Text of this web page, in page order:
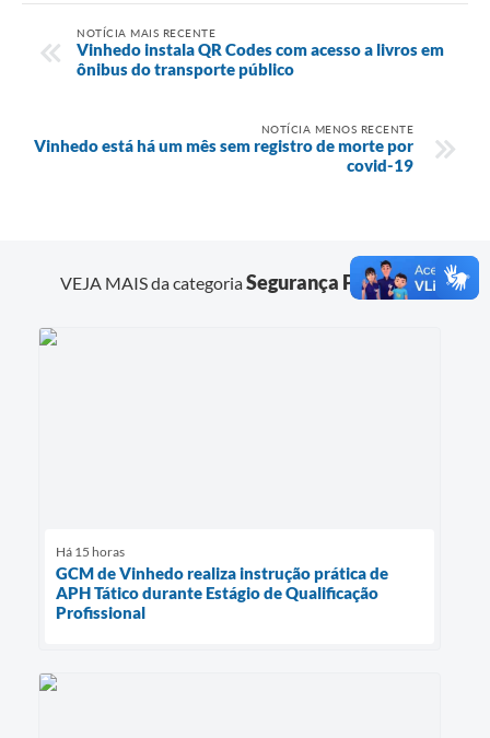
NOTÍCIA MAIS RECENTE
Vinhedo instala QR Codes com acesso a livros em
ônibus do transporte público
NOTÍCIA MENOS RECENTE
Vinhedo está há um mês sem registro de morte por
covid-19
VEJA MAIS da categoriaSegurança Pública
Há 15 horas
GCM de Vinhedo realiza instrução prática de
APH Tático durante Estágio de Qualificação
Profissional